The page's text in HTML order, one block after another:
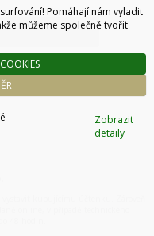
Pomáhají nám vyladit
můžeme společně tvořit
Zobrazit
detaily